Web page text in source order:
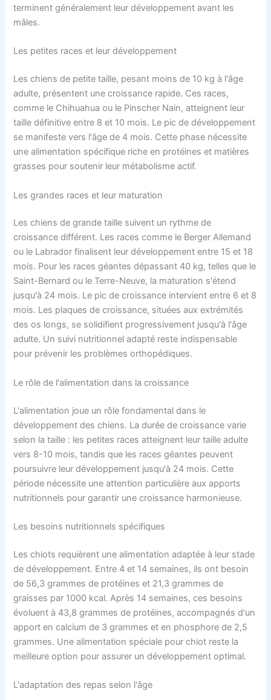
terminent généralement leur développement avant les
mâles.
Les petites races et leur développement
Les chiens de petite taille, pesant moins de 10 kg à l'âge
adulte, présentent une croissance rapide. Ces races,
comme le Chihuahua ou le Pinscher Nain, atteignent leur
taille définitive entre 8 et 10 mois. Le pic de développement
se manifeste vers l'âge de 4 mois. Cette phase nécessite
une alimentation spécifique riche en protéines et matières
grasses pour soutenir leur métabolisme actif.
Les grandes races et leur maturation
Les chiens de grande taille suivent un rythme de
croissance différent. Les races comme le Berger Allemand
ou le Labrador finalisent leur développement entre 15 et 18
mois. Pour les races géantes dépassant 40 kg, telles que le
Saint-Bernard ou le Terre-Neuve, la maturation s'étend
jusqu'à 24 mois. Le pic de croissance intervient entre 6 et 8
mois. Les plaques de croissance, situées aux extrémités
des os longs, se solidifient progressivement jusqu'à l'âge
adulte. Un suivi nutritionnel adapté reste indispensable
pour prévenir les problèmes orthopédiques.
Le rôle de l'alimentation dans la croissance
L'alimentation joue un rôle fondamental dans le
développement des chiens. La durée de croissance varie
selon la taille : les petites races atteignent leur taille adulte
vers 8-10 mois, tandis que les races géantes peuvent
poursuivre leur développement jusqu'à 24 mois. Cette
période nécessite une attention particulière aux apports
nutritionnels pour garantir une croissance harmonieuse.
Les besoins nutritionnels spécifiques
Les chiots requièrent une alimentation adaptée à leur stade
de développement. Entre 4 et 14 semaines, ils ont besoin
de 56,3 grammes de protéines et 21,3 grammes de
graisses par 1000 kcal. Après 14 semaines, ces besoins
évoluent à 43,8 grammes de protéines, accompagnés d'un
apport en calcium de 3 grammes et en phosphore de 2,5
grammes. Une alimentation spéciale pour chiot reste la
meilleure option pour assurer un développement optimal.
L'adaptation des repas selon l'âge